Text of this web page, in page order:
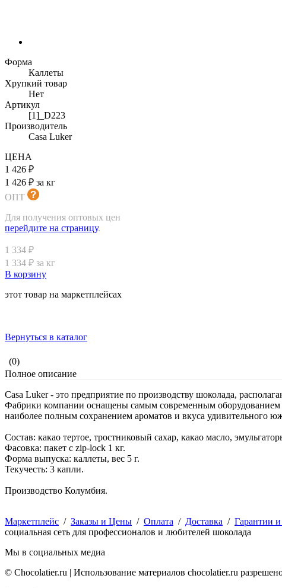
Форма
Каллеты
Хрупкий товар
Нет
Артикул
[1]_D223
Производитель
Casa Luker
ЦЕНА
1 426 ₽
1 426 ₽ за кг
ОПТ
Для получения оптовых цен
перейдите на страницу.
1 334 ₽
1 334 ₽ за кг
В корзину
этот товар на маркетплейсах
Вернуться в каталог
(0)
Полное описание
Casa Luker - это предприятие по производству шоколада,
Фабрики компании оснащены самым современным оборудованием
наиболее полным сохранением ароматов и вкуса удивительного
Состав: какао тертое, тростниковый сахар, какао масло,
Фасовка: пакет с zip-lock 1 кг.
Форма выпуска: каллеты, вес 5 г.
Текучесть: 3 капли.
Производство Колумбия.
Маркетплейс / Заказы и Цены / Оплата / Доставка / Гарантии
социальная сеть для профессионалов и любителей шоколада
Мы в социальных медиа
© Сhocolatier.ru | Использование материалов chocolatier.ru